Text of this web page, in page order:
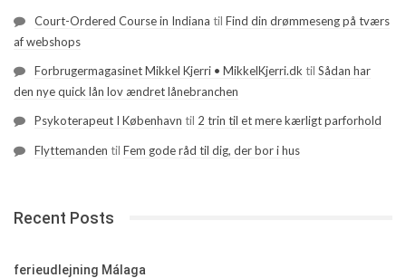
Court-Ordered Course in Indiana til Find din drømmeseng på tværs
af webshops
Forbrugermagasinet Mikkel Kjerri • MikkelKjerri.dk til Sådan har
den nye quick lån lov ændret lånebranchen
Psykoterapeut I København til 2 trin til et mere kærligt parforhold
Flyttemanden til Fem gode råd til dig, der bor i hus
Recent Posts
ferieudlejning Málaga